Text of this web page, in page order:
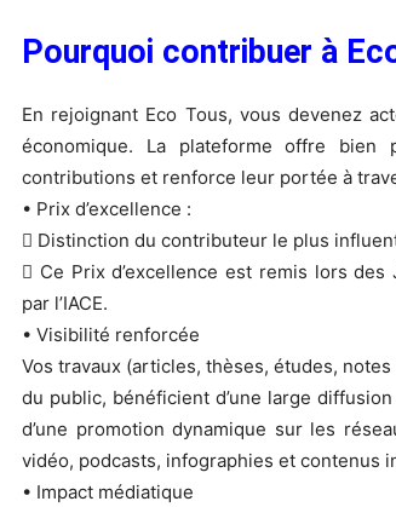
Pourquoi contribuer à
En rejoignant Eco Tous, vous devenez
économique. La plateforme offre
contributions et renforce leur portée à
• Prix d’excellence :
 Distinction du contributeur le plus influent
 Ce Prix d’excellence est remis lors
par l’IACE.
• Visibilité renforcée
Vos travaux (articles, thèses, études,
du public, bénéficient d’une large
d’une promotion dynamique sur les
vidéo, podcasts, infographies et contenus
• Impact médiatique